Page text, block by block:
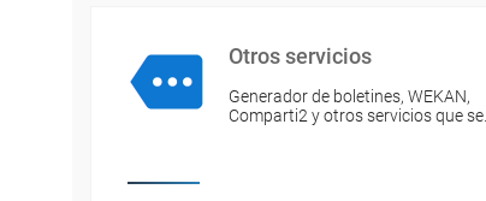
Otros servicios
Generador de boletines, WEKAN,
Comparti2 y otros servicios que se…